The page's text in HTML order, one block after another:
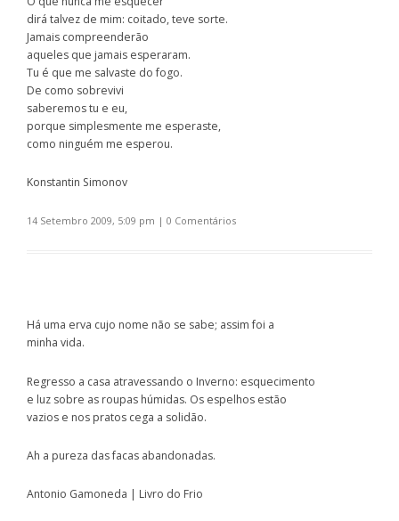
dirá talvez de mim: coitado, teve sorte.
Jamais compreenderão
aqueles que jamais esperaram.
Tu é que me salvaste do fogo.
De como sobrevivi
saberemos tu e eu,
porque simplesmente me esperaste,
como ninguém me esperou.
Konstantin Simonov
14 Setembro 2009, 5:09 pm | 0 Comentários
Há uma erva cujo nome não se sabe; assim foi a
minha vida.
Regresso a casa atravessando o Inverno: esquecimento
e luz sobre as roupas húmidas. Os espelhos estão
vazios e nos pratos cega a solidão.
Ah a pureza das facas abandonadas.
Antonio Gamoneda | Livro do Frio